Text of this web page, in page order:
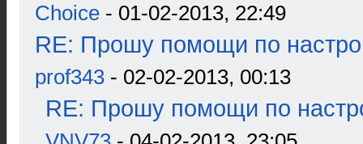
Choice - 01-02-2013, 22:49
RE: Прошу помощи по
prof343 - 02-02-2013, 00:13
RE: Прошу помощи по